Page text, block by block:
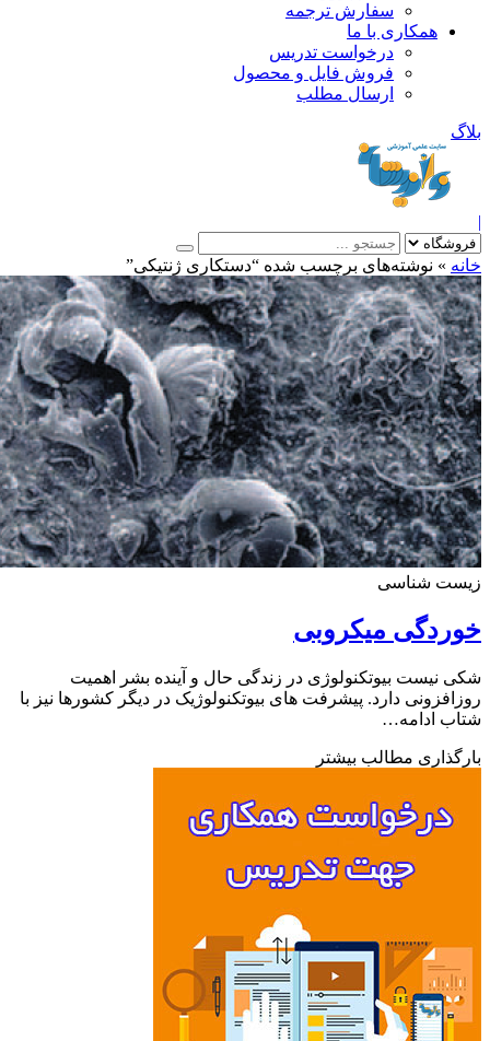
سفارش ترجمه
همکاری با ما
درخواست تدریس
فروش فایل و محصول
ارسال مطلب
»نوشته‌های برچسب شده “دستكاری ژنتیكی”
شناسی
میکروبی
نیست بیوتکنولوژی در زندگی حال و آینده بشر اهمیت
دارد. پیشرفت های بیوتکنولوژیک در دیگر کشورها نیز با
ادامه…
مطالب بیشتر